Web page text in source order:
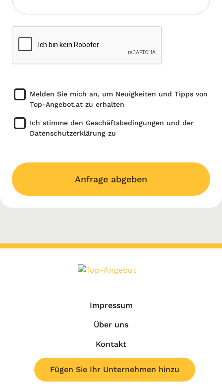
Melden Sie mich an, um Neuigkeiten und Tipps von
Top-Angebot.at zu erhalten
Ich stimme den Geschäftsbedingungen und der
Datenschutzerklärung zu
Anfrage abgeben
Impressum
Über uns
Kontakt
Fügen Sie Ihr Unternehmen hinzu